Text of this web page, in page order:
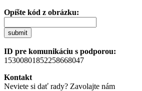
Opíšte kód z obrázku:
submit
ID pre komunikáciu s podporou:
15300801852258668047
Kontakt
Neviete si dať rady? Zavolajte nám